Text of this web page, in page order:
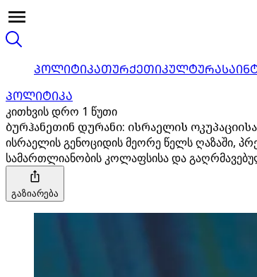
ᲞᲝᲚᲘᲢᲘᲙᲐᲗᲣᲠᲥᲔᲗᲘᲙᲣᲚᲢᲣᲠᲐ
ᲞᲝᲚᲘᲢᲘᲙᲐ
კითხვის დრო 1 წუთი
ბურჰანეთინ დურანი: ისრაელის
ისრაელის გენოციდის მეორე წელს ღაზაში,
სამართლიანობის კოლაფსისა და
გაზიარება